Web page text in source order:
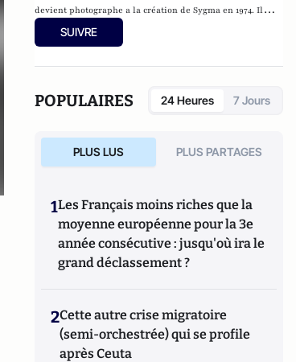
devient photographe a la création de Sygma en 1974. Il
couvre un grand nombre de reportages et se spécialise
dans le portrait.
SUIVRE
POPULAIRES 24 Heures 7 Jours
PLUS LUS PLUS PARTAGES
1Les Français moins riches que la
moyenne européenne pour la 3e
année consécutive : jusqu'où ira le
grand déclassement ?
2Cette autre crise migratoire
(semi-orchestrée) qui se profile
après Ceuta